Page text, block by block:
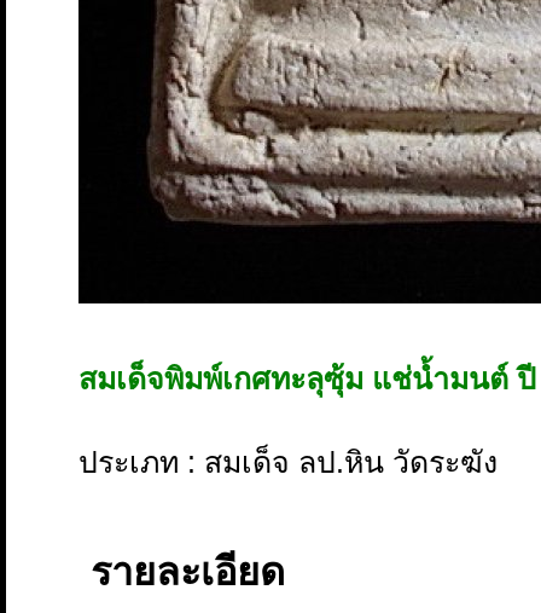
สมเด็จพิมพ์เกศทะลุซุ้ม แช่น้ำมนต์
ประเภท : สมเด็จ ลป.หิน วัดระฆัง
รายละเอียด